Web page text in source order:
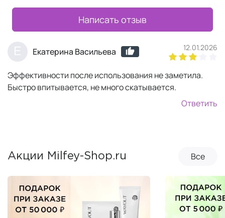
Написать отзыв
Екатерина Васильева 12.01.2026
Эффективности после использования не заметила.
Быстро впитывается, не много скатывается.
Ответить
Акции Milfey-Shop.ru Все